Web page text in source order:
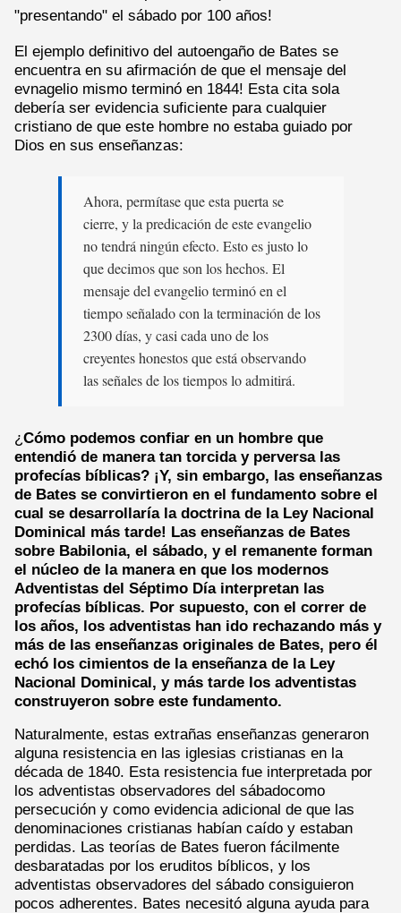
"presentando" el sábado por 100 años!
El ejemplo definitivo del autoengaño de Bates se
encuentra en su afirmación de que el mensaje del
evnagelio mismo terminó en 1844! Esta cita sola
debería ser evidencia suficiente para cualquier
cristiano de que este hombre no estaba guiado por
Dios en sus enseñanzas:
Ahora, permítase que esta puerta se
cierre, y la predicación de este evangelio
no tendrá ningún efecto. Esto es justo lo
que decimos que son los hechos. El
mensaje del evangelio terminó en el
tiempo señalado con la terminación de los
2300 días, y casi cada uno de los
creyentes honestos que está observando
las señales de los tiempos lo admitirá.
¿Cómo podemos confiar en un hombre que
entendió de manera tan torcida y perversa las
profecías bíblicas? ¡Y, sin embargo, las enseñanzas
de Bates se convirtieron en el fundamento sobre el
cual se desarrollaría la doctrina de la Ley Nacional
Dominical más tarde! Las enseñanzas de Bates
sobre Babilonia, el sábado, y el remanente forman
el núcleo de la manera en que los modernos
Adventistas del Séptimo Día interpretan las
profecías bíblicas. Por supuesto, con el correr de
los años, los adventistas han ido rechazando más y
más de las enseñanzas originales de Bates, pero él
echó los cimientos de la enseñanza de la Ley
Nacional Dominical, y más tarde los adventistas
construyeron sobre este fundamento.
Naturalmente, estas extrañas enseñanzas generaron
alguna resistencia en las iglesias cristianas en la
década de 1840. Esta resistencia fue interpretada por
los adventistas observadores del sábadocomo
persecución y como evidencia adicional de que las
denominaciones cristianas habían caído y estaban
perdidas. Las teorías de Bates fueron fácilmente
desbaratadas por los eruditos bíblicos, y los
adventistas observadores del sábado consiguieron
pocos adherentes. Bates necesitó alguna ayuda para